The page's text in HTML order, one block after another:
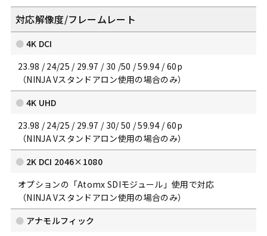
対応解像度/フレームレート
4K DCI
23.98 / 24/25 / 29.97 / 30 /50 / 59.94 / 60p
（NINJA Vスタンドアロン使用の場合のみ）
4K UHD
23.98 / 24/25 / 29.97 / 30/ 50 / 59.94 / 60p
（NINJA Vスタンドアロン使用の場合のみ）
2K DCI 2046×1080
オプションの「Atomx SDIモジュール」使用で対応
（NINJA Vスタンドアロン使用の場合のみ）
アナモルフィック